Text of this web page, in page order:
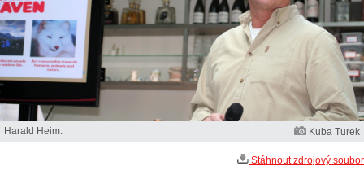
Harald Heim. Kuba Turek
Stáhnout zdrojový soubor